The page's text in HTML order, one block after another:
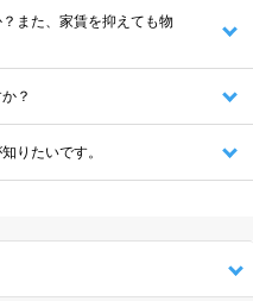
また、家賃を抑えても物
？
りたいです。